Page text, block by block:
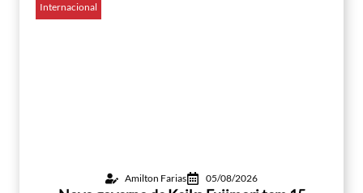
Internacional
Amilton Farias 05/08/2026